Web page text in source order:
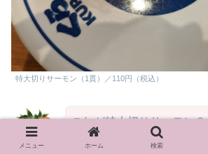
特大切りサーモン（1貫）／110円（税込）
これが特大切りサーモン？
メニュー ホーム 検索